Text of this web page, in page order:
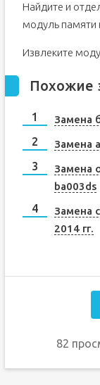
Найдите и
модуль памяти
Извлеките
Похожие
Замена
Замена
Замена
ba003ds
Замена
2014 гг.
82